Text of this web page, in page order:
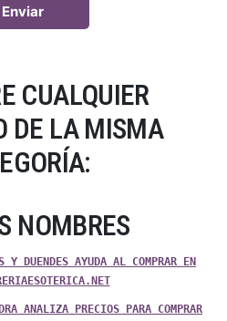
CUALQUIER
DE LA MISMA
NOMBRES
Y DUENDES AYUDA AL COMPRAR EN
ANALIZA PRECIOS PARA COMPRAR